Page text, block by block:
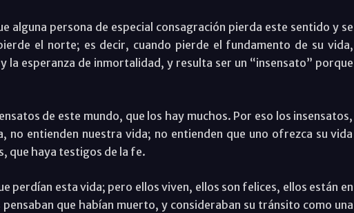
alguna persona de especial consagración pierda este sentido y se
el norte; es decir, cuando pierde el fundamento de su vida,
la esperanza de inmortalidad, y resulta ser un “insensato” porque
de este mundo, que los hay muchos. Por eso los insensatos,
no entienden nuestra vida; no entienden que uno ofrezca su vida
que haya testigos de la fe.
perdían esta vida; pero ellos viven, ellos son felices, ellos están en
que habían muerto, y consideraban su tránsito como una